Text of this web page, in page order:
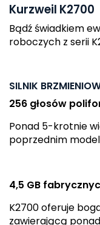
Kurzweil K2700
Bądź świadkiem
roboczych z serii
SILNIK
256 głosów
Ponad 5-krotnie
poprzednim
4,5 GB
K2700 oferuje
zawierającą